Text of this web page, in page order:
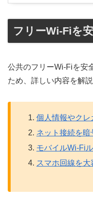
フリーWi-Fiを
公共のフリーWi-Fiを安
ため、詳しい内容を解
個人情報やクレ
ネット接続を暗
モバイルWi-Fi
スマホ回線を